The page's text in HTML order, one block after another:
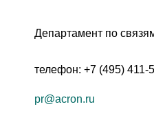
Департамент по
телефон: +7 (495) 411-
pr@acron.ru